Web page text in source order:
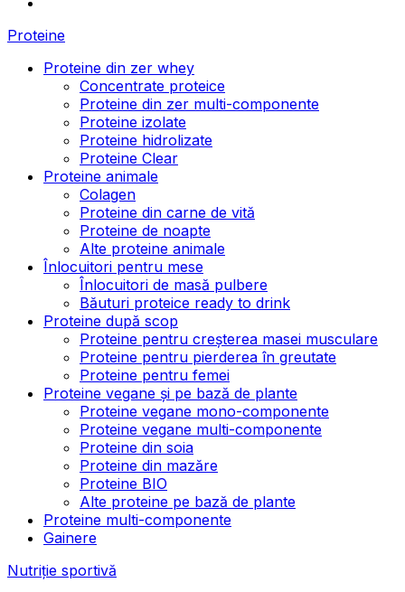
Proteine
Proteine din zer whey
Concentrate proteice
Proteine din zer multi-componente
Proteine izolate
Proteine hidrolizate
Proteine Clear
Proteine animale
Colagen
Proteine din carne de vită
Proteine de noapte
Alte proteine animale
Înlocuitori pentru mese
Înlocuitori de masă pulbere
Băuturi proteice ready to drink
Proteine după scop
Proteine pentru creșterea masei musculare
Proteine pentru pierderea în greutate
Proteine pentru femei
Proteine vegane și pe bază de plante
Proteine vegane mono-componente
Proteine vegane multi-componente
Proteine din soia
Proteine din mazăre
Proteine BIO
Alte proteine pe bază de plante
Proteine multi-componente
Gainere
Nutriție sportivă